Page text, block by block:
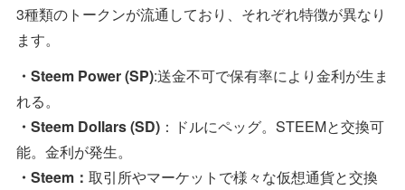
3種類のトークンが流通しており、それぞれ特徴が異なり
ます。
・Steem Power (SP):送金不可で保有率により金利が生ま
れる。
・Steem Dollars (SD) ：ドルにペッグ。STEEMと交換可
能。金利が発生。
・Steem： 取引所やマーケットで様々な仮想通貨と交換